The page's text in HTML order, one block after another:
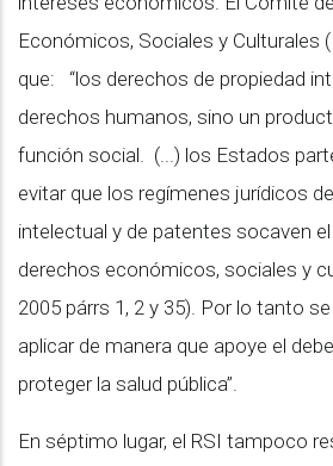
Económicos, Sociales y Culturales
que: “los derechos de propiedad
derechos humanos, sino un
función social. (...) los Estados
evitar que los regímenes jurídicos
intelectual y de patentes socaven
derechos económicos, sociales y
2005 párrs 1, 2 y 35). Por lo tanto
aplicar de manera que apoye el
proteger la salud pública”.
En séptimo lugar, el RSI tampoco